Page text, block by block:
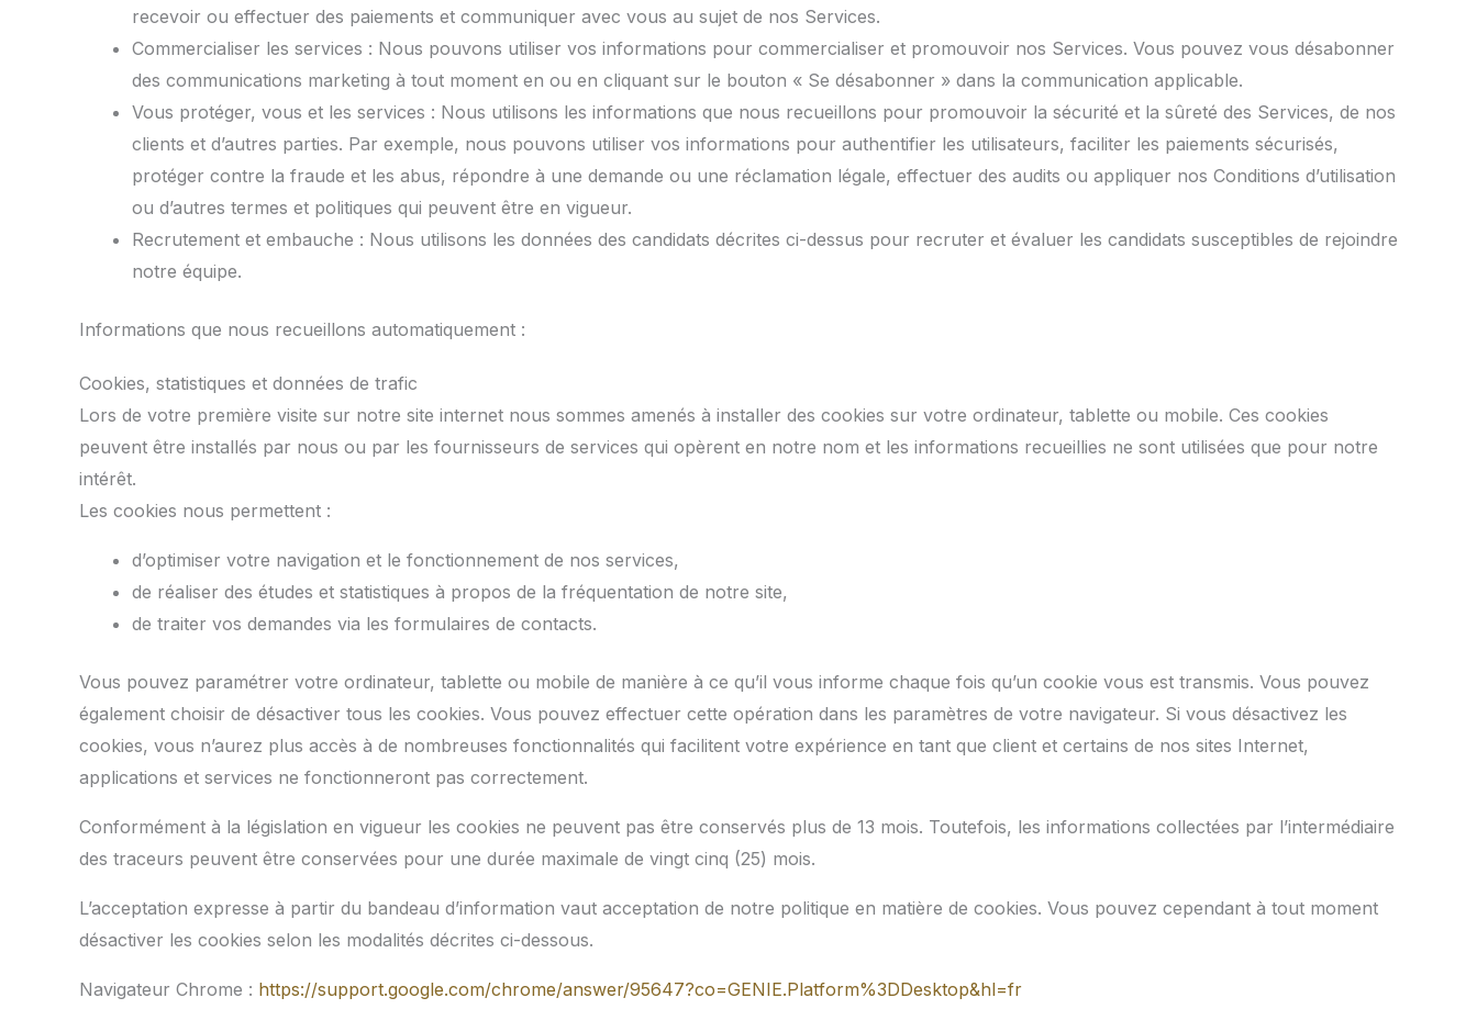
recevoir ou effectuer des paiements et communiquer avec vous au sujet de nos Services.
Commercialiser les services : Nous pouvons utiliser vos informations pour commercialiser et promouvoir nos Services. Vous pouvez vous désabonner
des communications marketing à tout moment en ou en cliquant sur le bouton « Se désabonner » dans la communication applicable.
Vous protéger, vous et les services : Nous utilisons les informations que nous recueillons pour promouvoir la sécurité et la sûreté des Services, de nos
clients et d’autres parties. Par exemple, nous pouvons utiliser vos informations pour authentifier les utilisateurs, faciliter les paiements sécurisés,
protéger contre la fraude et les abus, répondre à une demande ou une réclamation légale, effectuer des audits ou appliquer nos Conditions d’utilisation
ou d’autres termes et politiques qui peuvent être en vigueur.
Recrutement et embauche : Nous utilisons les données des candidats décrites ci-dessus pour recruter et évaluer les candidats susceptibles de rejoindre
notre équipe.
Informations que nous recueillons automatiquement :
Cookies, statistiques et données de trafic
Lors de votre première visite sur notre site internet nous sommes amenés à installer des cookies sur votre ordinateur, tablette ou mobile. Ces cookies
peuvent être installés par nous ou par les fournisseurs de services qui opèrent en notre nom et les informations recueillies ne sont utilisées que pour notre
intérêt.
Les cookies nous permettent :
d’optimiser votre navigation et le fonctionnement de nos services,
de réaliser des études et statistiques à propos de la fréquentation de notre site,
de traiter vos demandes via les formulaires de contacts.
Vous pouvez paramétrer votre ordinateur, tablette ou mobile de manière à ce qu’il vous informe chaque fois qu’un cookie vous est transmis. Vous pouvez
également choisir de désactiver tous les cookies. Vous pouvez effectuer cette opération dans les paramètres de votre navigateur. Si vous désactivez les
cookies, vous n’aurez plus accès à de nombreuses fonctionnalités qui facilitent votre expérience en tant que client et certains de nos sites Internet,
applications et services ne fonctionneront pas correctement.
Conformément à la législation en vigueur les cookies ne peuvent pas être conservés plus de 13 mois. Toutefois, les informations collectées par l’intermédiaire
des traceurs peuvent être conservées pour une durée maximale de vingt cinq (25) mois.
L’acceptation expresse à partir du bandeau d’information vaut acceptation de notre politique en matière de cookies. Vous pouvez cependant à tout moment
désactiver les cookies selon les modalités décrites ci-dessous.
Navigateur Chrome : https://support.google.com/chrome/answer/95647?co=GENIE.Platform%3DDesktop&hl=fr